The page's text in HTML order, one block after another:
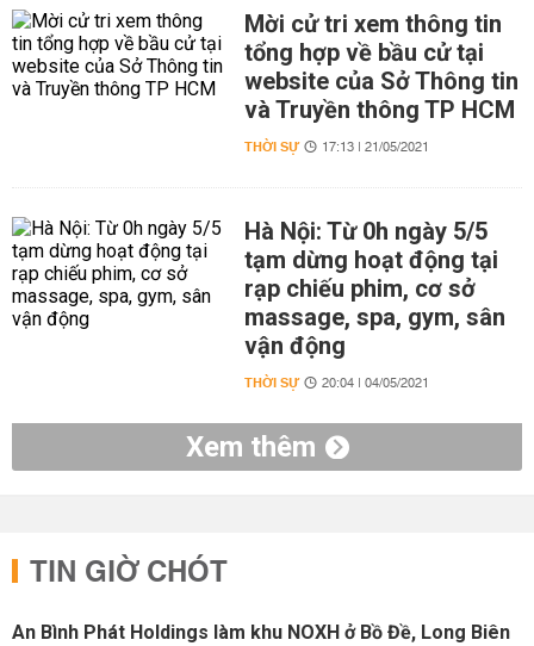
Mời cử tri xem thông tin
tổng hợp về bầu cử tại
website của Sở Thông tin
và Truyền thông TP HCM
THỜI SỰ 17:13 | 21/05/2021
Hà Nội: Từ 0h ngày 5/5
tạm dừng hoạt động tại
rạp chiếu phim, cơ sở
massage, spa, gym, sân
vận động
THỜI SỰ 20:04 | 04/05/2021
Xem thêm
TIN GIỜ CHÓT
An Bình Phát Holdings làm khu NOXH ở Bồ Đề, Long Biên